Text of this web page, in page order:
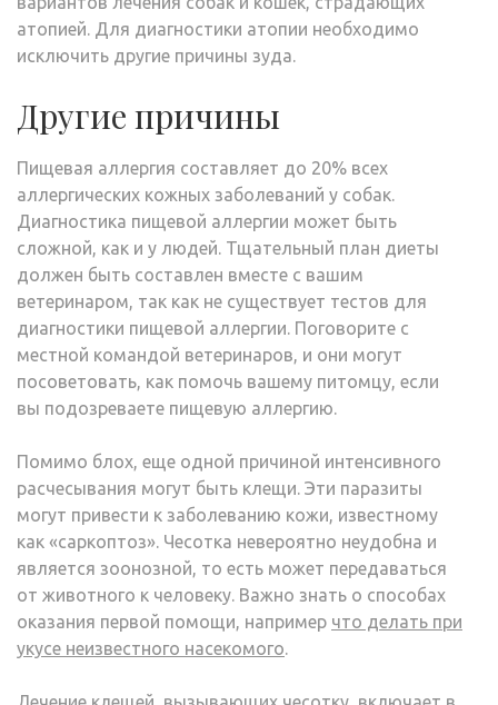
атопией. Для диагностики атопии необходимо
исключить другие причины зуда.
Другие причины
Пищевая аллергия составляет до 20% всех
аллергических кожных заболеваний у собак.
Диагностика пищевой аллергии может быть
сложной, как и у людей. Тщательный план диеты
должен быть составлен вместе с вашим
ветеринаром, так как не существует тестов для
диагностики пищевой аллергии. Поговорите с
местной командой ветеринаров, и они могут
посоветовать, как помочь вашему питомцу, если
вы подозреваете пищевую аллергию.
Помимо блох, еще одной причиной интенсивного
расчесывания могут быть клещи. Эти паразиты
могут привести к заболеванию кожи, известному
как «саркоптоз». Чесотка невероятно неудобна и
является зоонозной, то есть может передаваться
от животного к человеку. Важно знать о способах
оказания первой помощи, например что делать при
укусе неизвестного насекомого.